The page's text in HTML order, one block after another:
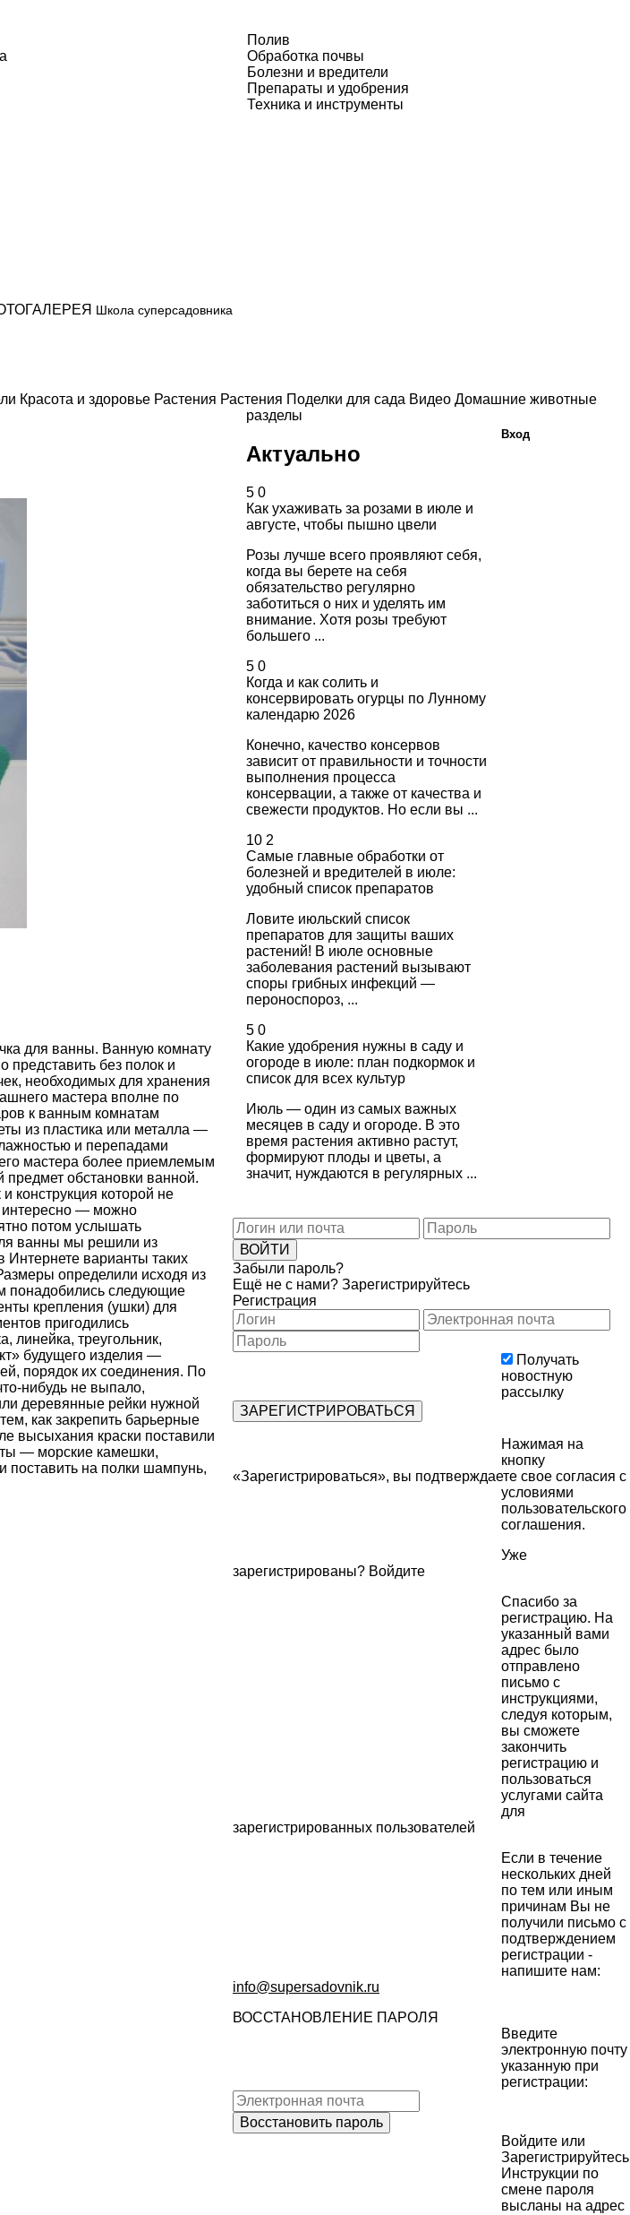
Полив
Обработка почвы
Болезни и вредители
Препараты и удобрения
Техника и инструменты
Школа суперсадовника
Красота и здоровье Растения Растения Поделки для сада Видео Домашние животные
для ванны. Ванную комнату
представить без полок и
необходимых для хранения
мастера вполне по
к ванным комнатам
из пластика или металла —
и перепадами
мастера более приемлемым
обстановки ванной.
конструкция которой не
интересно — можно
потом услышать
ванны мы решили из
Интернете варианты таких
определили исходя из
понадобились следующие
крепления (ушки) для
пригодились
линейка, треугольник,
будущего изделия —
порядок их соединения. По
нибудь не выпало,
деревянные рейки нужной
как закрепить барьерные
высыхания краски поставили
— морские камешки,
поставить на полки шампунь,
разделы
Актуально
5 0
Как ухаживать за розами в июле и
августе, чтобы пышно цвели
Розы лучше всего проявляют себя,
когда вы берете на себя
обязательство регулярно
заботиться о них и уделять им
внимание. Хотя розы требуют
большего ...
5 0
Когда и как солить и
консервировать огурцы по Лунному
календарю 2026
Конечно, качество консервов
зависит от правильности и точности
выполнения процесса
консервации, а также от качества и
свежести продуктов. Но если вы ...
10 2
Самые главные обработки от
болезней и вредителей в июле:
удобный список препаратов
Ловите июльский список
препаратов для защиты ваших
растений! В июле основные
заболевания растений вызывают
споры грибных инфекций —
пероноспороз, ...
5 0
Какие удобрения нужны в саду и
огороде в июле: план подкормок и
список для всех культур
Июль — один из самых важных
месяцев в саду и огороде. В это
время растения активно растут,
формируют плоды и цветы, а
значит, нуждаются в регулярных ...
Вход
Забыли пароль?
Ещё не с нами? Зарегистрируйтесь
Регистрация
Получать
новостную
рассылку
Нажимая на
кнопку
«Зарегистрироваться», вы подтверждаете свое согласия с
условиями
пользовательского
соглашения.
Уже
зарегистрированы? Войдите
Спасибо за
регистрацию. На
указанный вами
адрес было
отправлено
письмо с
инструкциями,
следуя которым,
вы сможете
закончить
регистрацию и
пользоваться
услугами сайта
для
зарегистрированных пользователей
Если в течение
нескольких дней
по тем или иным
причинам Вы не
получили письмо с
подтверждением
регистрации -
напишите нам:
info@supersadovnik.ru
ВОССТАНОВЛЕНИЕ ПАРОЛЯ
Введите
электронную почту
указанную при
регистрации:
Войдите или
Зарегистрируйтесь
Инструкции по
смене пароля
высланы на адрес